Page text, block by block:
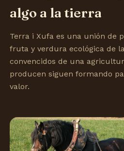
algo a la tierra
Terra i Xufa es una unión de
fruta y verdura ecológica de
convencidos de una
producen siguen formando
valor.